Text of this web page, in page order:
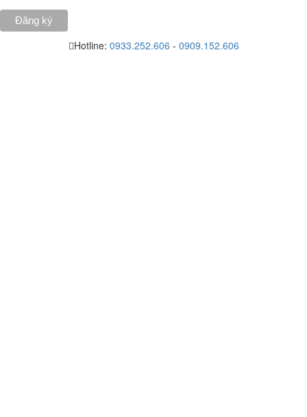
Hotline: 0933.252.606 - 0909.152.606